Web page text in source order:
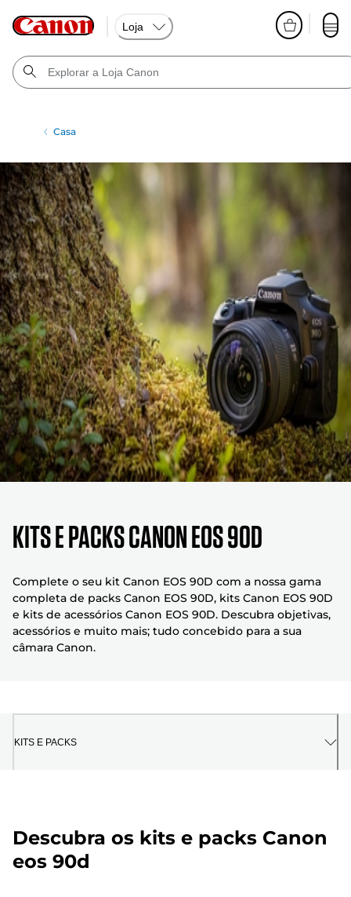
Loja
Casa
Kits e packs Canon EOS 90D
Complete o seu kit Canon EOS 90D com a nossa gama
completa de packs Canon EOS 90D, kits Canon EOS 90D
e kits de acessórios Canon EOS 90D. Descubra objetivas,
acessórios e muito mais; tudo concebido para a sua
câmara Canon.
KITS E PACKS
Descubra os kits e packs Canon
eos 90d